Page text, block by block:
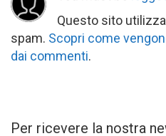
Questo sito
spam. Scopri come
dai commenti.
Per ricevere la nostra